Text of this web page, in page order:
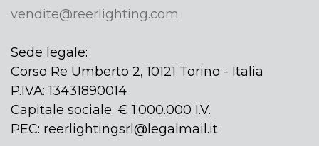
vendite@reerlighting.com
Sede legale:
Corso Re Umberto 2, 10121 Torino - Italia
P.IVA: 13431890014
Capitale sociale: € 1.000.000 I.V.
PEC: reerlightingsrl@legalmail.it